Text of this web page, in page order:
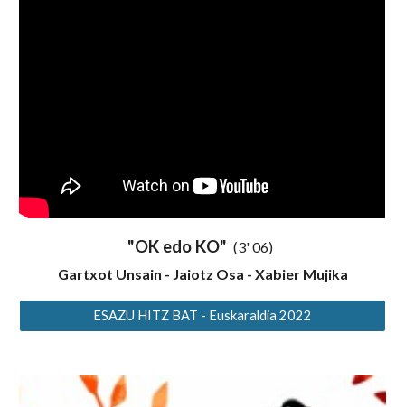
"OK edo KO" (3' 06)
Gartxot Unsain - Jaiotz Osa - Xabier Mujika
ESAZU HITZ BAT - Euskaraldia 2022